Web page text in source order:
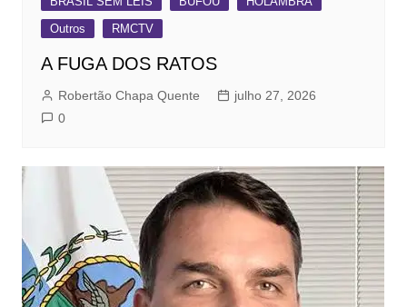
Outros
RMCTV
A FUGA DOS RATOS
Robertão Chapa Quente
julho 27, 2026
0